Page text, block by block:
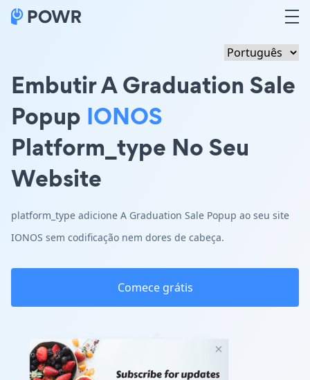
Embutir A Graduation Sale
Popup IONOS
Platform_type No Seu
Website
platform_type adicione A Graduation Sale Popup ao seu site
IONOS sem codificação nem dores de cabeça.
Comece grátis